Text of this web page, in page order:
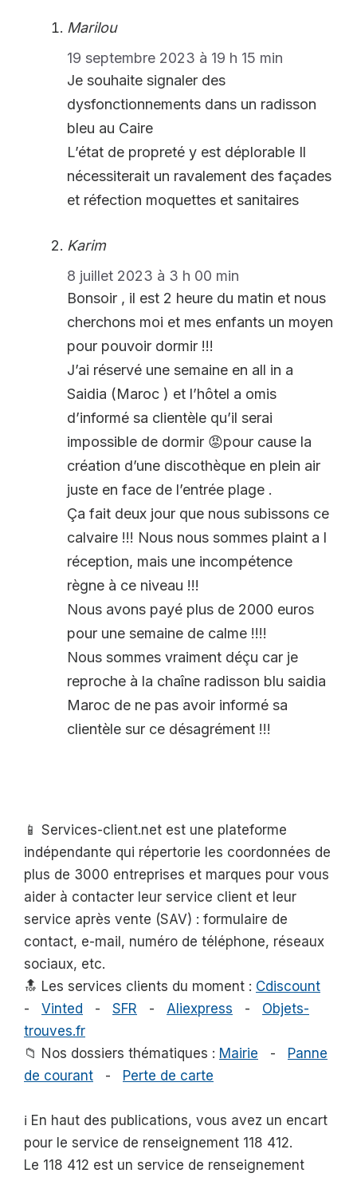
Marilou
19 septembre 2023 à 19 h 15 min
Je souhaite signaler des
dysfonctionnements dans un radisson
bleu au Caire
L’état de propreté y est déplorable Il
nécessiterait un ravalement des façades
et réfection moquettes et sanitaires
Karim
8 juillet 2023 à 3 h 00 min
Bonsoir , il est 2 heure du matin et nous
cherchons moi et mes enfants un moyen
pour pouvoir dormir !!!
J’ai réservé une semaine en all in a
Saidia (Maroc ) et l’hôtel a omis
d’informé sa clientèle qu’il serai
impossible de dormir 😡pour cause la
création d’une discothèque en plein air
juste en face de l’entrée plage .
Ça fait deux jour que nous subissons ce
calvaire !!! Nous nous sommes plaint a l
réception, mais une incompétence
règne à ce niveau !!!
Nous avons payé plus de 2000 euros
pour une semaine de calme !!!!
Nous sommes vraiment déçu car je
reproche à la chaîne radisson blu saidia
Maroc de ne pas avoir informé sa
clientèle sur ce désagrément !!!
📱 Services-client.net est une plateforme
indépendante qui répertorie les coordonnées de
plus de 3000 entreprises et marques pour vous
aider à contacter leur service client et leur
service après vente (SAV) : formulaire de
contact, e-mail, numéro de téléphone, réseaux
sociaux, etc.
🔝 Les services clients du moment : Cdiscount
- Vinted - SFR - Aliexpress - Objets-
trouves.fr
📁 Nos dossiers thématiques : Mairie - Panne
de courant - Perte de carte
ℹ️ En haut des publications, vous avez un encart
pour le service de renseignement 118 412.
Le 118 412 est un service de renseignement